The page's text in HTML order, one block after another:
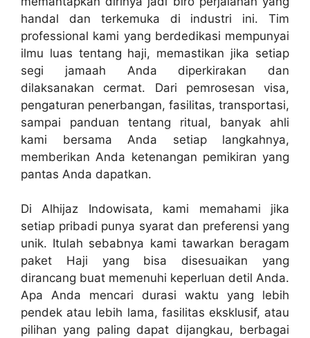
handal dan terkemuka di industri ini. Tim
professional kami yang berdedikasi mempunyai
ilmu luas tentang haji, memastikan jika setiap
segi jamaah Anda diperkirakan dan
dilaksanakan cermat. Dari pemrosesan visa,
pengaturan penerbangan, fasilitas, transportasi,
sampai panduan tentang ritual, banyak ahli
kami bersama Anda setiap langkahnya,
memberikan Anda ketenangan pemikiran yang
pantas Anda dapatkan.
Di Alhijaz Indowisata, kami memahami jika
setiap pribadi punya syarat dan preferensi yang
unik. Itulah sebabnya kami tawarkan beragam
paket Haji yang bisa disesuaikan yang
dirancang buat memenuhi keperluan detil Anda.
Apa Anda mencari durasi waktu yang lebih
pendek atau lebih lama, fasilitas eksklusif, atau
pilihan yang paling dapat dijangkau, berbagai